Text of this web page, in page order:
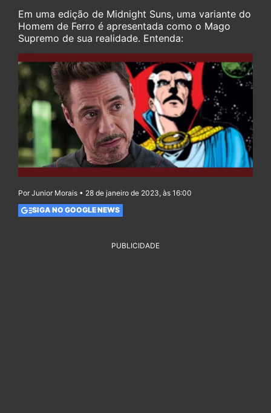
Em uma edição de Midnight Suns, uma variante do
Homem de Ferro é apresentada como o Mago
Supremo de sua realidade. Entenda:
Por Junior Morais • 28 de janeiro de 2023, às 16:00
SIGA NO GOOGLE NEWS
PUBLICIDADE